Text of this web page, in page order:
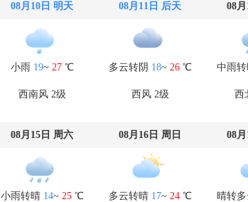
08月10日 明天
小雨 19~ 27℃
西南风 2级
08月11日 后天
多云转阴 18~ 26℃
西风 2级
08
中雨
西
08月15日 周六
小雨转晴 14~ 25℃
08月16日 周日
多云转晴 17~ 24℃
08
晴转多